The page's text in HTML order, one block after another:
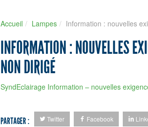
Accueil Lampes Information : nouvelles
INFORMATION : NOUVELLES
NON DIRIGÉ
SyndEclairage Information – nouvelles
PARTAGER : Twitter Facebook